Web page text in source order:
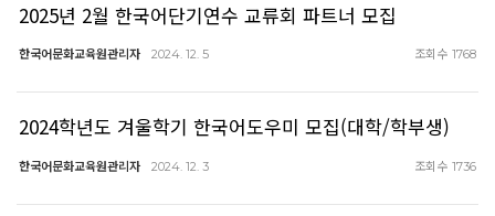
2025년 2월 한국어단기연수 교류회 파트너 모집
한국어문화교육원관리자 2024. 12. 5 조회수 1768
2024학년도 겨울학기 한국어도우미 모집(대학/학부생)
한국어문화교육원관리자 2024. 12. 3 조회수 1736